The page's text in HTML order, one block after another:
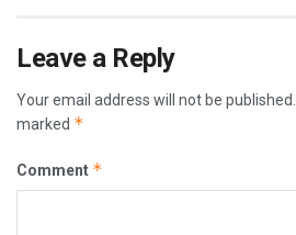
Leave a Reply
Your email address will not be published.
marked *
Comment *